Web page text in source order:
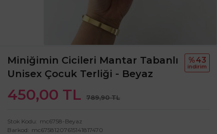
Miniğimin Cicileri Mantar Tabanlı
Unisex Çocuk Terliği - Beyaz
450,00 TL 789,90 TL
%43
i̇ndi̇ri̇m
Stok Kodu
mc6758-Beyaz
Barkod
mc67581207615141817470